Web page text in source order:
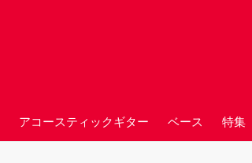
アコースティックギター ベース 特集